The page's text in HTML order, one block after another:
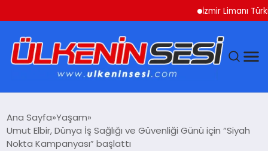
İzmir Limanı Türkiye
EKONOMI
Ana Sayfa Yaşam
Umut Elbir, Dünya İş Sağlığı ve Güvenliği Günü için “Siyah
Nokta Kampanyası” başlattı